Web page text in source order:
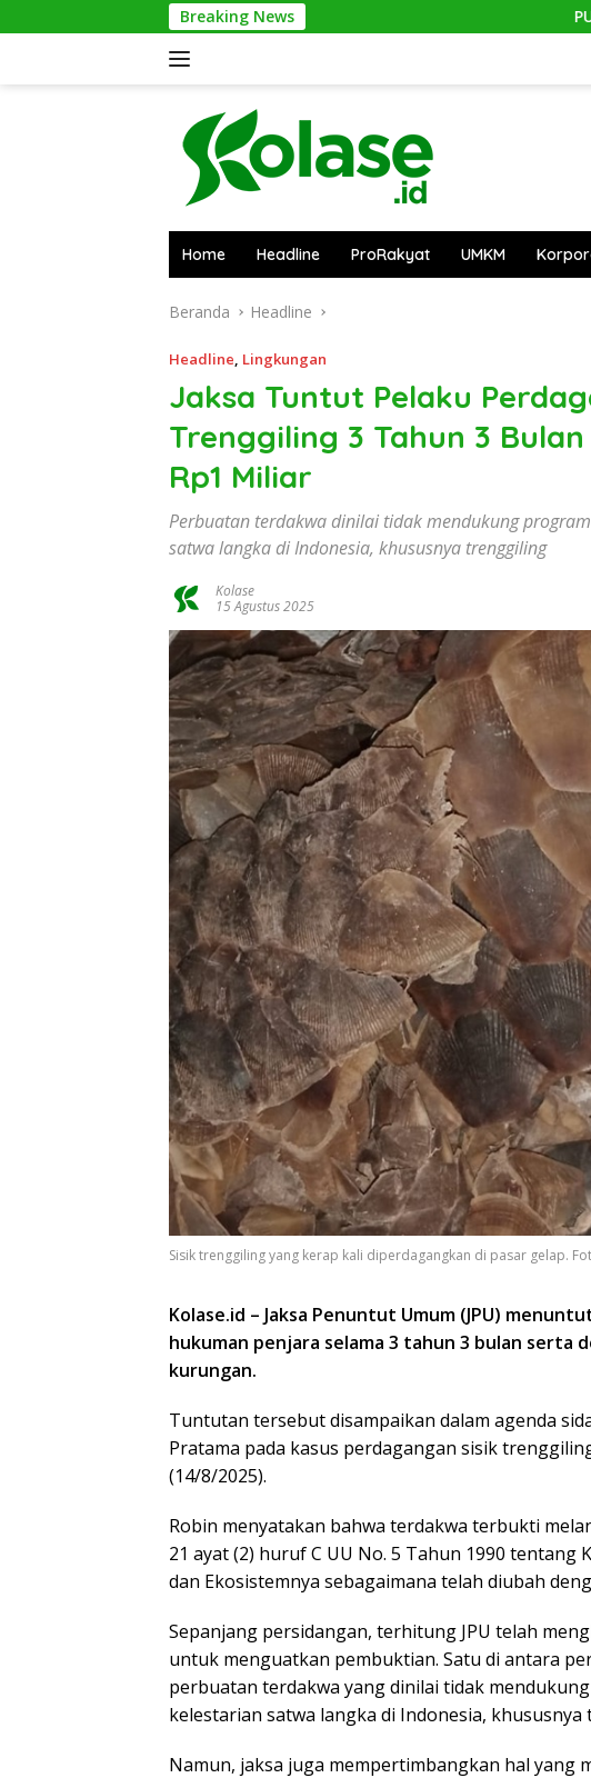
ke
Breaking News PUPR Kapuas Hulu
Home Headline ProRakyat UMKM
Beranda Headline
Headline, Lingkungan
Jaksa Tuntut Pelaku
Trenggiling 3 Tahun 3
Rp1 Miliar
Perbuatan terdakwa dinilai tidak mendukung
satwa langka di Indonesia, khususnya trenggiling
Kolase
15 Agustus 2025
Sisik trenggiling yang kerap kali diperdagangkan di pasar gelap.
Kolase.id – Jaksa Penuntut Umum (JPU)
hukuman penjara selama 3 tahun 3 bulan serta
kurungan.
Tuntutan tersebut disampaikan dalam agenda
Pratama pada kasus perdagangan sisik
(14/8/2025).
Robin menyatakan bahwa terdakwa terbukti
21 ayat (2) huruf C UU No. 5 Tahun 1990 tentang
dan Ekosistemnya sebagaimana telah diubah
Sepanjang persidangan, terhitung JPU telah
untuk menguatkan pembuktian. Satu di antara
perbuatan terdakwa yang dinilai tidak
kelestarian satwa langka di Indonesia, khususnya
Namun, jaksa juga mempertimbangkan hal yang